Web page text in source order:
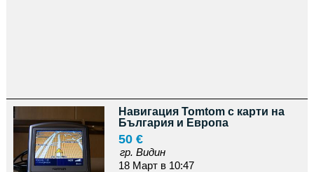
Навигация Tomtom с карти на
България и Европа
50 €
гр. Видин
18 Март в 10:47